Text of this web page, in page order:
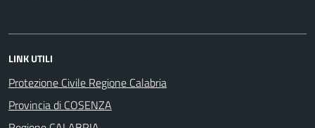
LINK UTILI
Protezione Civile Regione Calabria
Provincia di COSENZA